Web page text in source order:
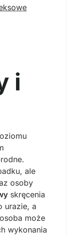
i
ale
osoby
skręcenia
urazie, a
może
wykonania